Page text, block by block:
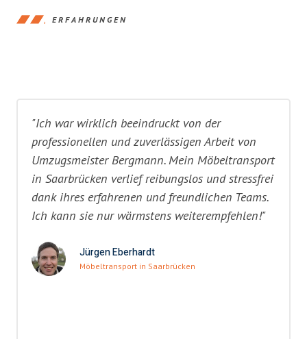
ERFAHRUNGEN
"Ich war wirklich beeindruckt von der
professionellen und zuverlässigen Arbeit von
Umzugsmeister Bergmann. Mein Möbeltransport
in Saarbrücken verlief reibungslos und stressfrei
dank ihres erfahrenen und freundlichen Teams.
Ich kann sie nur wärmstens weiterempfehlen!"
Jürgen Eberhardt
Möbeltransport in Saarbrücken